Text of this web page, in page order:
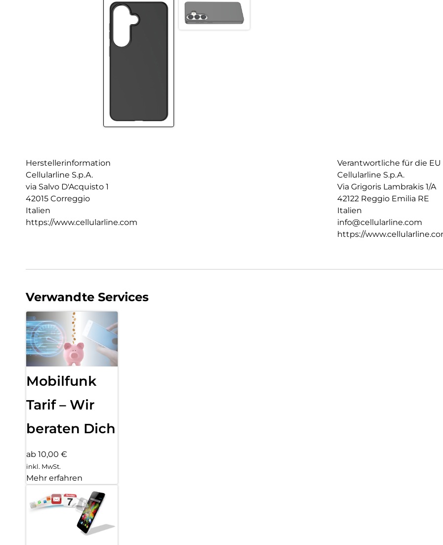
Herstellerinformation
Cellularline S.p.A.
via Salvo D'Acquisto 1
42015 Correggio
Italien
https://www.cellularline.com
Verantwortliche für die EU
Cellularline S.p.A.
Via Grigoris Lambrakis 1/A
42122 Reggio Emilia RE
Italien
info@cellularline.com
https://
Verwandte Services
Mobilfunk
Tarif – Wir
beraten Dich
ab 10,00 €
inkl. MwSt.
Mehr erfahren